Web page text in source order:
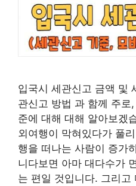
입국시 세관신고 금액 및
관신고 방법 과 함께 주로
준에 대해 대해 알아보겠
외여행이 막혀있다가 풀
행을 떠나는 사람이 증가
니다보면 아마 대다수가
는 편일 것입니다. 그리